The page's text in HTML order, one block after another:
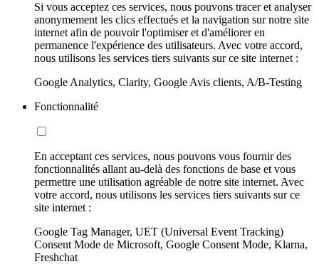
Si vous acceptez ces services, nous pouvons tracer et analyser
anonymement les clics effectués et la navigation sur notre site
internet afin de pouvoir l'optimiser et d'améliorer en
permanence l'expérience des utilisateurs. Avec votre accord,
nous utilisons les services tiers suivants sur ce site internet :
Google Analytics, Clarity, Google Avis clients, A/B-Testing
Fonctionnalité
En acceptant ces services, nous pouvons vous fournir des
fonctionnalités allant au-delà des fonctions de base et vous
permettre une utilisation agréable de notre site internet. Avec
votre accord, nous utilisons les services tiers suivants sur ce
site internet :
Google Tag Manager, UET (Universal Event Tracking)
Consent Mode de Microsoft, Google Consent Mode, Klarna,
Freshchat